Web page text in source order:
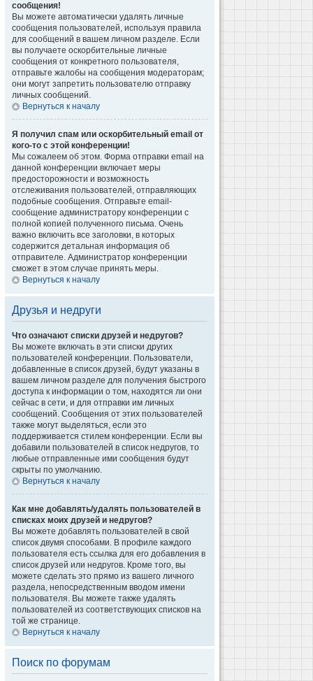
сообщения!
Вы можете автоматически удалять личные
сообщения пользователей, используя правила
для сообщений в вашем личном разделе. Если
вы получаете оскорбительные личные
сообщения от конкретного пользователя,
отправьте жалобы на сообщения модераторам;
они могут запретить пользователю отправку
личных сообщений.
Вернуться к началу
Я получил спам или оскорбительный email от
кого-то с этой конференции!
Мы сожалеем об этом. Форма отправки email на
данной конференции включает меры
предосторожности и возможность
отслеживания пользователей, отправляющих
подобные сообщения. Отправьте email-
сообщение администратору конференции с
полной копией полученного письма. Очень
важно включить все заголовки, в которых
содержится детальная информация об
отправителе. Администратор конференции
сможет в этом случае принять меры.
Вернуться к началу
Друзья и недруги
Что означают списки друзей и недругов?
Вы можете включать в эти списки других
пользователей конференции. Пользователи,
добавленные в список друзей, будут указаны в
вашем личном разделе для получения быстрого
доступа к информации о том, находятся ли они
сейчас в сети, и для отправки им личных
сообщений. Сообщения от этих пользователей
также могут выделяться, если это
поддерживается стилем конференции. Если вы
добавили пользователей в список недругов, то
любые отправленные ими сообщения будут
скрыты по умолчанию.
Вернуться к началу
Как мне добавлять/удалять пользователей в
списках моих друзей и недругов?
Вы можете добавлять пользователей в свой
список двумя способами. В профиле каждого
пользователя есть ссылка для его добавления в
список друзей или недругов. Кроме того, вы
можете сделать это прямо из вашего личного
раздела, непосредственным вводом имени
пользователя. Вы можете также удалять
пользователей из соответствующих списков на
той же странице.
Вернуться к началу
Поиск по форумам